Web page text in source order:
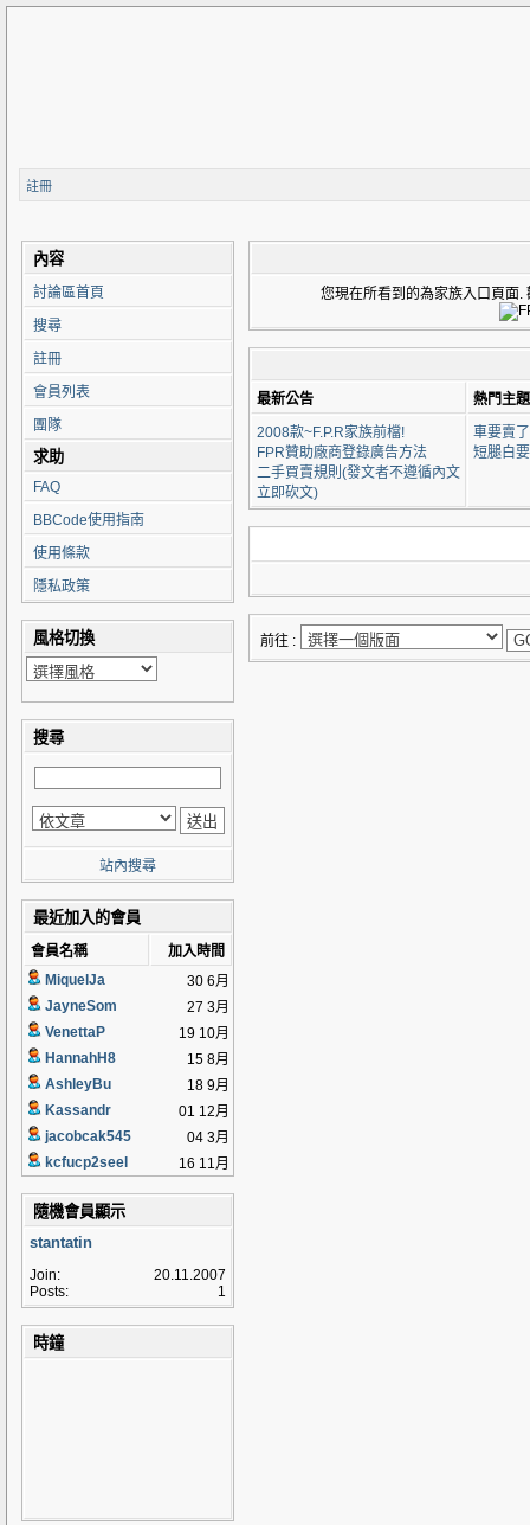
註冊
內容
討論區首頁
搜尋
註冊
會員列表
團隊
求助
FAQ
BBCode使用指南
使用條款
隱私政策
風格切換
搜尋
站內搜尋
最近加入的會員
會員名稱
加入時間
MiquelJa
30 6月
JayneSom
27 3月
VenettaP
19 10月
HannahH8
15 8月
AshleyBu
18 9月
Kassandr
01 12月
jacobcak545
04 3月
kcfucp2seel
16 11月
隨機會員顯示
stantatin
Join:
20.11.2007
Posts:
1
時鐘
您現在所看到的為家族入口頁面
最新公告
熱門主題
2008款~F.P.R家族前檔!
FPR贊助廠商登錄廣告方法
二手買賣規則(發文者不遵循內文
立即砍文)
車要賣
短腿白
前往 :